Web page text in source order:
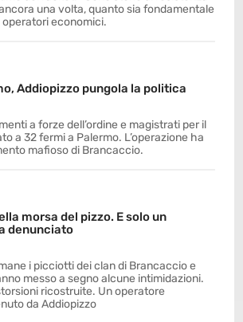
una volta, quanto sia fondamentale
economici.
Addiopizzo pungola la politica
a forze dell’ordine e magistrati per il
a 32 fermi a Palermo. L’operazione ha
mafioso di Brancaccio.
morsa del pizzo. E solo un
denunciato
i picciotti dei clan di Brancaccio e
messo a segno alcune intimidazioni.
ricostruite. Un operatore
da Addiopizzo